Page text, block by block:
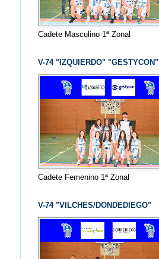
Cadete Masculino 1ª Zonal
V-74 "IZQUIERDO" "GESTYCON"
Cadete Femenino 1ª Zonal
V-74 "VILCHES/DONDEDIEGO"